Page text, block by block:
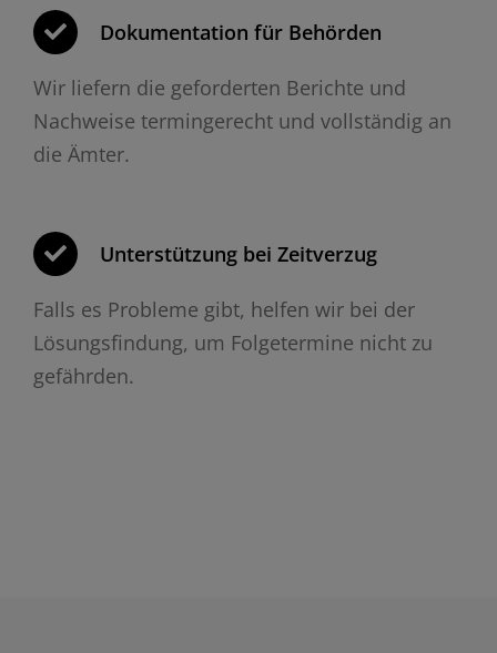
Dokumentation für Behörden
Wir liefern die geforderten Berichte und
Nachweise termingerecht und vollständig an
die Ämter.
Unterstützung bei Zeitverzug
Falls es Probleme gibt, helfen wir bei der
Lösungsfindung, um Folgetermine nicht zu
gefährden.